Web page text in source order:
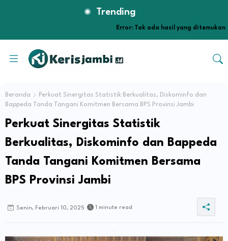
Trending
Error: Tak ada hasil yang ditemukan
Beranda
Perkuat Sinergitas Statistik Berkualitas, Diskominfo dan
Bappeda Tanda Tangani Komitmen Bersama BPS Provinsi Jambi
Perkuat Sinergitas Statistik
Berkualitas, Diskominfo dan Bappeda
Tanda Tangani Komitmen Bersama
BPS Provinsi Jambi
Senin, Februari 10, 2025 1 minute read